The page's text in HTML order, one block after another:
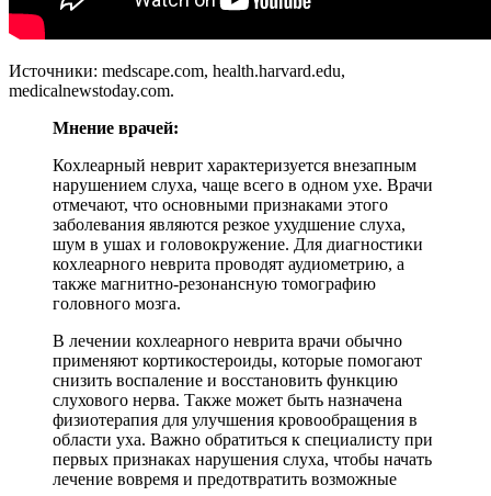
Источники: medscape.com, health.harvard.edu,
medicalnewstoday.com.
Мнение врачей:
Кохлеарный неврит характеризуется внезапным
нарушением слуха, чаще всего в одном ухе. Врачи
отмечают, что основными признаками этого
заболевания являются резкое ухудшение слуха,
шум в ушах и головокружение. Для диагностики
кохлеарного неврита проводят аудиометрию, а
также магнитно-резонансную томографию
головного мозга.
В лечении кохлеарного неврита врачи обычно
применяют кортикостероиды, которые помогают
снизить воспаление и восстановить функцию
слухового нерва. Также может быть назначена
физиотерапия для улучшения кровообращения в
области уха. Важно обратиться к специалисту при
первых признаках нарушения слуха, чтобы начать
лечение вовремя и предотвратить возможные